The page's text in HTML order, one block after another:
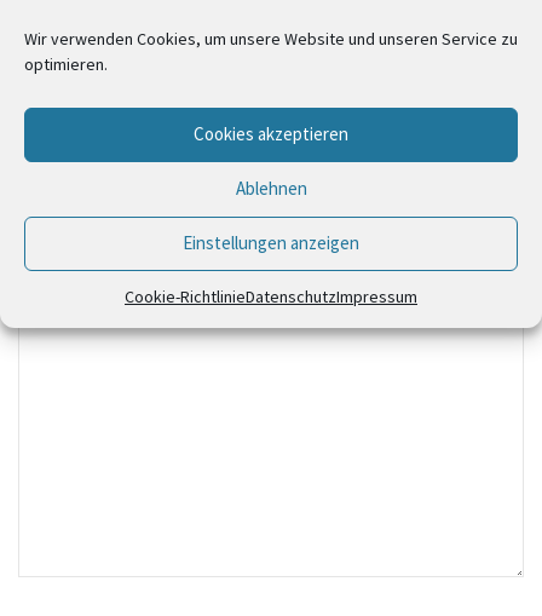
Wir verwenden Cookies, um unsere Website und unseren Service zu
optimieren.
Cookies akzeptieren
Ablehnen
Einstellungen anzeigen
Cookie-RichtlinieDatenschutzImpressum